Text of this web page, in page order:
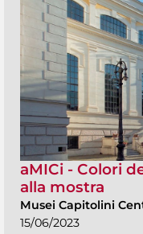
aMICi - Colori
alla mostra
Musei Capitolini
15/06/2023